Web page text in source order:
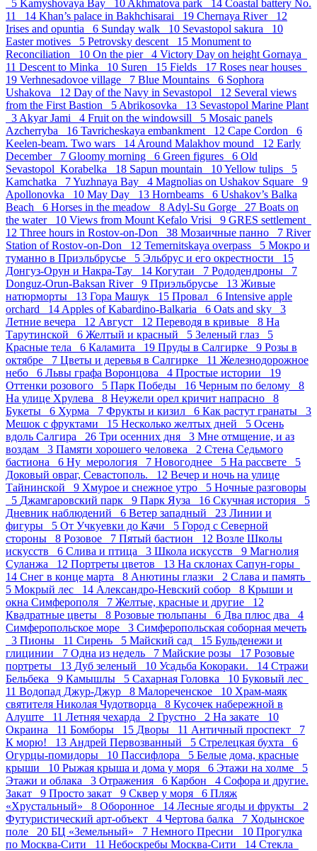
5 Kamyshovaya Bay 10 Akhmatova park 14 Coastal battery No.
11 14 Khan’s palace in Bakhchisarai 19 Chernaya River 12
Irises and opuntia 6 Sunday walk 10 Sevastopol sakura 10
Easter motives 5 Petrovsky descent 15 Monument to
Reconciliation 10 On the pier 4 Victory Day on height Gornaya
11 Descent to Minka 10 Suren 15 Fields 17 Roses near houses
19 Verhnesadovoe village 7 Blue Mountains 6 Sophora
Ushakova 12 Day of the Navy in Sevastopol 12 Several views
from the First Bastion 5 Abrikosovka 13 Sevastopol Marine Plant
3 Akyar Jami 4 Fruit on the windowsill 5 Mosaic panels
Azcherryba 16 Tavricheskaya embankment 12 Cape Cordon 6
Keelen-beam. Two wars 14 Around Malakhov mound 12 Early
December 7 Gloomy morning 6 Green figures 6 Old
Sevastopol_Korabelka 18 Sapun mountain 10Yellow tulips 5
Kamchatka 7Yuzhnaya Bay 4 Magnolias on Ushakov Square 9
Apollonovka 10 May Day 13 Hornbeams 6 Ushakov’s Balka
Beach 6 Horses in the meadow 8 Adyl-Su Gorge 27 Boats on
the water 10 Views from Mount Kefalo Vrisi 9 GRES settlement
12 Three hours in Rostov-on-Don 38 Мозаичные панно 7 River
Station of Rostov-on-Don 12 Temernitskaya overpass 5 Мокро и
туманно в Приэльбрусье 5 Эльбрус и его окрестности 15
Донгуз-Орун и Накра-Тау 14 Когутаи 7 Рододендроны 7
Donguz-Orun-Baksan River 9 Приэльбрусье 13 Живые
натюрморты 13 Гора Машук 15 Провал 6 Intensive apple
orchard 14 Apples of Kabardino-Balkaria 6 Oats and sky 3
Летние вечера 12 Август 12 Переводя в кривые 8 На
Тарутинской 6 Желтый и красный 5 Зеленый глаз 5
Красные тела 6 Каламита 19 Пруды в Салгирке 9 Розы в
октябре 7 Цветы и деревья в Салгирке 11 Железнодорожное
небо 6 Львы графа Воронцова 4 Простые истории 19
Оттенки розового 5 Парк Победы 16 Черным по белому 8
На улице Хрулева 8 Неужели орел кричит напрасно 8
Букеты 6 Хурма 7 Фрукты и кизил 6 Как растут гранаты 3
Мешок с фруктами 15 Несколько желтых дней 5 Осень
вдоль Салгира 26 Три осенних дня 3 Мне отмщение, и аз
воздам 3 Памяти хорошего человека 2 Стена Седьмого
бастиона 6 Ну_мерология 7 Новогоднее 5 На рассвете 5
Доковый овраг, Севастополь. 12 Вечер и ночь на улице
Тайнинской 9 Хмурое и снежное утро 5 Ночные разговоры
5 Джамгаровский парк 9 Парк Яуза 16 Скучная история 5
Дневник наблюдений 6 Ветер западный 23 Линии и
фигуры 5 От Учкуевки до Качи 5 Город с Северной
стороны 8 Розовое 7 Пятый бастион 12 Возле Школы
искусств 6 Слива и птица 3 Школа искусств 9 Магнолия
Суланжа 12 Портреты цветов 13 На склонах Сапун-горы
14 Снег в конце марта 8 Анютины глазки 2 Слава и память
5 Мокрый лес 14 Александро-Невский собор 8 Крыши и
окна Симферополя 7 Желтые, красные и другие 12
Квадратные цветы 8 Розовые тюльпаны 6 Два плюс два 4
Симферопольское море 3 Симферопольская соборная мечеть
3 Пионы 11 Сирень 5 Майский сад 15 Бульденежи и
глицинии 7 Одна из недель 7 Майские розы 17 Розовые
портреты 13 Дуб зеленый 10 Усадьба Кокораки. 14 Стражи
Бельбека 9 Камышлы 5 Сахарная Головка 10 Буковый лес
11 Водопад Джур-Джур 8 Малореченское 10 Храм-маяк
святителя Николая Чудотворца 8 Кусочек набережной в
Алуште 11 Летняя чехарда 2 Грустно 2 На закате 10
Окраина 11 Бомборы 15 Дворы 11 Античный проспект 7
К морю! 13 Андрей Первозванный 5 Стрелецкая бухта 6
Огурцы-помидоры 10 Пасcифлора 5 Белые дома, красные
крыши 10 Рыжая крыша и дома у моря 6 Этажи на холме 5
Этажи и облака 3 Отражения 6 Карбон 4 Софора и другие.
Закат 9 Просто закат 9 Сквер у моря 6 Пляж
«Хрустальный» 8 Оборонное 14 Лесные ягоды и фрукты 2
Футуристический арт-объект 4 Чертова балка 7 Ходынское
поле 20 БЦ «Земельный» 7 Немного Пресни 10 Прогулка
по Москва-Сити 11 Небоскребы Москва-Сити 14 Стекла